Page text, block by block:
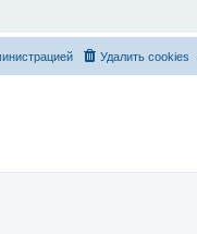
Удалить cookies